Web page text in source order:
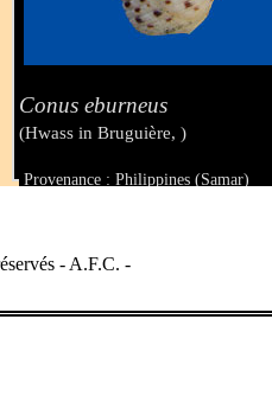
Conus eburneus
(Hwass in Bruguière, )
Provenance : Philippines (Samar)
- A.F.C. -